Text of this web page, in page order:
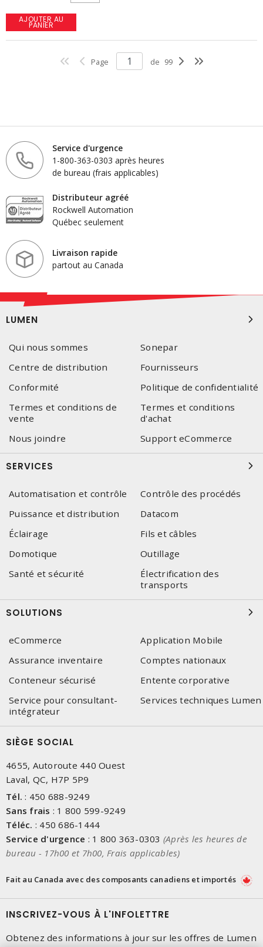
AJOUTER AU
PANIER
Page de 99
Service d'urgence
1-800-363-0303 après heures
de bureau (frais applicables)
Distributeur agréé
Rockwell Automation
Québec seulement
Livraison rapide
partout au Canada
LUMEN
Qui nous sommes
Sonepar
Centre de distribution
Fournisseurs
Conformité
Politique de confidentialité
Termes et conditions de
vente
Termes et conditions
d'achat
Nous joindre
Support eCommerce
SERVICES
Automatisation et contrôle
Contrôle des procédés
Puissance et distribution
Datacom
Éclairage
Fils et câbles
Domotique
Outillage
Santé et sécurité
Électrification des
transports
SOLUTIONS
eCommerce
Application Mobile
Assurance inventaire
Comptes nationaux
Conteneur sécurisé
Entente corporative
Service pour consultant-
intégrateur
Services techniques Lumen
SIÈGE SOCIAL
4655, Autoroute 440 Ouest
Laval, QC, H7P 5P9
Tél. : 450 688-9249
Sans frais : 1 800 599-9249
Téléc. : 450 686-1444
Service d'urgence : 1 800 363-0303 (Après les heures de
bureau - 17h00 et 7h00, Frais applicables)
Fait au Canada avec des composants canadiens et importés
INSCRIVEZ-VOUS À L'INFOLETTRE
Obtenez des informations à jour sur les offres de Lumen